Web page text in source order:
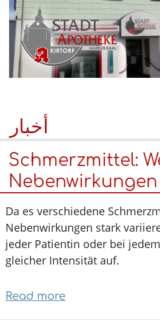
تجاوز
إلى
المحتوى
الرئيسي
أخبار
Schmerzmittel:
Da es verschiedene
Nebenwirkungen stark
jeder Patientin oder bei
gleicher Intensität auf.
Read more